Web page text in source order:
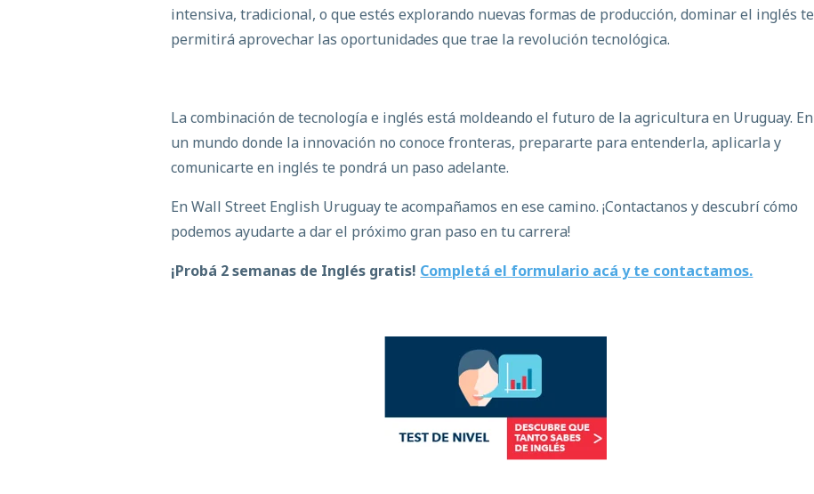
intensiva, tradicional, o que estés explorando nuevas formas de producción, dominar el inglés te
permitirá aprovechar las oportunidades que trae la revolución tecnológica.
La combinación de tecnología e inglés está moldeando el futuro de la agricultura en Uruguay. En
un mundo donde la innovación no conoce fronteras, prepararte para entenderla, aplicarla y
comunicarte en inglés te pondrá un paso adelante.
En Wall Street English Uruguay te acompañamos en ese camino. ¡Contactanos y descubrí cómo
podemos ayudarte a dar el próximo gran paso en tu carrera!
¡Probá 2 semanas de Inglés gratis! Completá el formulario acá y te contactamos.